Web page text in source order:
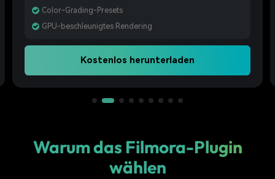
Color-Grading-Presets
GPU-beschleunigtes Rendering
Kostenlos herunterladen
Warum das Filmora-Plugin
wählen